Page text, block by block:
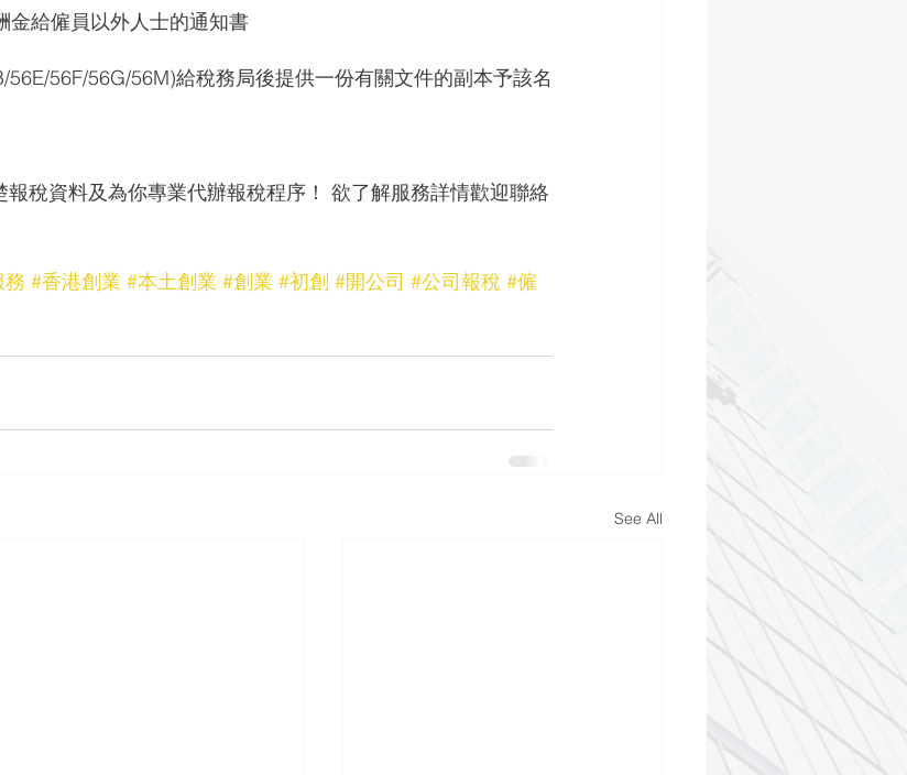
金給僱員以外人士的通知書
56F/56G/56M)給稅務局後提供一份有關文件的副本予該名
報稅資料及為你專業代辦報稅程序！ 欲了解服務詳情歡迎聯絡
務 #香港創業 #本土創業 #創業 #初創 #開公司 #公司報稅 #僱
See All